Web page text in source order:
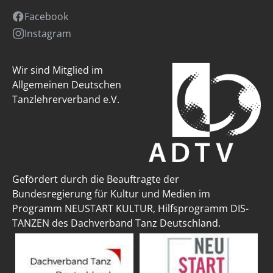
Facebook
Instagram
Wir sind Mitglied im
Allgemeinen Deutschen
Tanzlehrerverband e.V.
Gefördert durch die Beauftragte der
Bundesregierung für Kultur und Medien im
Programm NEUSTART KULTUR, Hilfsprogramm DIS-
TANZEN des Dachverband Tanz Deutschland.